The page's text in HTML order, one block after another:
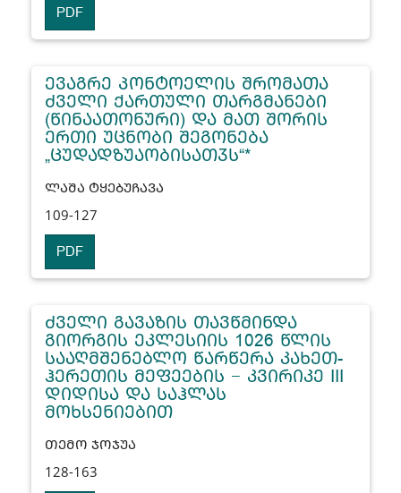
PDF
ᲔᲕᲐᲒᲠᲔ ᲞᲝᲜᲢᲝᲔᲚᲘᲡ ᲨᲠᲝᲛᲐᲗᲐ
ᲫᲕᲔᲚᲘ ᲥᲐᲠᲗᲣᲚᲘ ᲗᲐᲠᲒᲛᲐᲜᲔᲑᲘ
(ᲬᲘᲜᲐᲐᲗᲝᲜᲣᲠᲘ) ᲓᲐ ᲛᲐᲗ ᲨᲝᲠᲘᲡ
ᲔᲠᲗᲘ ᲣᲪᲜᲝᲑᲘ ᲨᲔᲒᲝᲜᲔᲑᲐ
„ᲪᲣᲓᲐᲓᲖᲣᲐᲝᲑᲘᲡᲐᲗᲳᲡ“*
ᲚᲐᲨᲐ ᲢᲧᲔᲑᲣᲩᲐᲕᲐ
109-127
PDF
ᲫᲕᲔᲚᲘ ᲒᲐᲕᲐᲖᲘᲡ ᲗᲐᲕᲬᲛᲘᲜᲓᲐ
ᲒᲘᲝᲠᲒᲘᲡ ᲔᲙᲚᲔᲡᲘᲘᲡ 1026 ᲬᲚᲘᲡ
ᲡᲐᲐᲦᲛᲨᲔᲜᲔᲑᲚᲝ ᲬᲐᲠᲬᲔᲠᲐ ᲙᲐᲮᲔᲗ-
ᲰᲔᲠᲔᲗᲘᲡ ᲛᲔᲤᲔᲔᲑᲘᲡ − ᲙᲕᲘᲠᲘᲙᲔ III
ᲓᲘᲓᲘᲡᲐ ᲓᲐ ᲡᲐᲰᲚᲐᲡ
ᲛᲝᲮᲡᲔᲜᲘᲔᲑᲘᲗ
ᲗᲔᲛᲝ ᲯᲝᲯᲣᲐ
128-163